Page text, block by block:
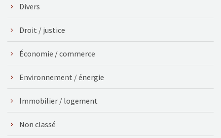
Divers
Droit / justice
Économie / commerce
Environnement / énergie
Immobilier / logement
Non classé